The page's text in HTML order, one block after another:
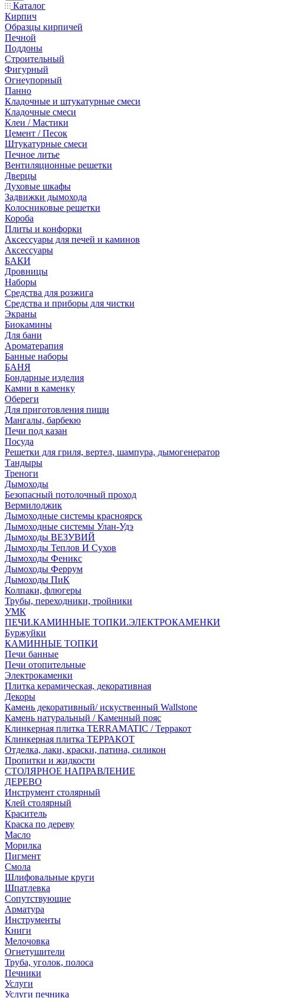
Каталог
Кирпич
Образцы кирпичей
Печной
Поддоны
Строительный
Фигурный
Огнеупорный
Панно
Кладочные и штукатурные смеси
Кладочные смеси
Клеи / Мастики
Цемент / Песок
Штукатурные смеси
Печное литье
Вентиляционные решетки
Дверцы
Духовые шкафы
Задвижки дымохода
Колосниковые решетки
Короба
Плиты и конфорки
Аксессуары для печей и каминов
Аксессуары
БАКИ
Дровницы
Наборы
Средства для розжига
Средства и приборы для чистки
Экраны
Биокамины
Для бани
Ароматерапия
Банные наборы
БАНЯ
Бондарные изделия
Камни в каменку
Обереги
Для приготовления пищи
Мангалы, барбекю
Печи под казан
Посуда
Решетки для гриля, вертел, шампура, дымогенератор
Тандыры
Треноги
Дымоходы
Безопасный потолочный проход
Вермилоджик
Дымоходные системы красноярск
Дымоходные системы Улан-Удэ
Дымоходы ВЕЗУВИЙ
Дымоходы Теплов И Сухов
Дымоходы Феникс
Дымоходы Феррум
Дымоходы ПиК
Колпаки, флюгеры
Трубы, переходники, тройники
УМК
ПЕЧИ.КАМИННЫЕ ТОПКИ.ЭЛЕКТРОКАМЕНКИ
Буржуйки
КАМИННЫЕ ТОПКИ
Печи банные
Печи отопительные
Электрокаменки
Плитка керамическая, декоративная
Декоры
Камень декоративный/ искуственный Wallstone
Камень натуральный / Каменный пояс
Клинкерная плитка TERRAMATIC / Терракот
Клинкерная плитка ТЕРРАКОТ
Отделка, лаки, краски, патина, силикон
Пропитки и жидкости
СТОЛЯРНОЕ НАПРАВЛЕНИЕ
ДЕРЕВО
Инструмент столярный
Клей столярный
Краситель
Краска по дереву
Масло
Морилка
Пигмент
Смола
Шлифовальные круги
Шпатлевка
Сопутствующие
Арматура
Инструменты
Книги
Мелочовка
Огнетушители
Труба, уголок, полоса
Печники
Услуги
Услуги печника